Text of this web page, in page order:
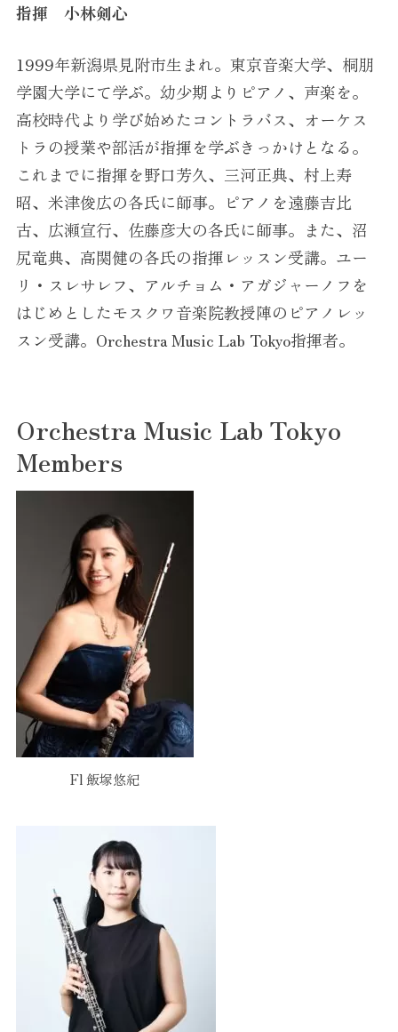
指揮 小林剣心
1999年新潟県見附市生まれ。東京音楽大学、桐朋
学園大学にて学ぶ。幼少期よりピアノ、声楽を。
高校時代より学び始めたコントラバス、オーケス
トラの授業や部活が指揮を学ぶきっかけとなる。
これまでに指揮を野口芳久、三河正典、村上寿
昭、米津俊広の各氏に師事。ピアノを遠藤吉比
古、広瀬宣行、佐藤彦大の各氏に師事。また、沼
尻竜典、高関健の各氏の指揮レッスン受講。ユー
リ・スレサレフ、アルチョム・アガジャーノフを
はじめとしたモスクワ音楽院教授陣のピアノレッ
スン受講。Orchestra Music Lab Tokyo指揮者。
Orchestra Music Lab Tokyo
Members
Fl 飯塚悠紀